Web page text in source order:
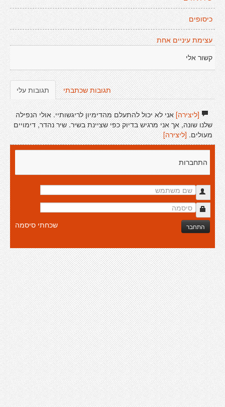
כיסופים
עצימת עיניים אחת
קשור אלי
תגובות עלי תגובות שכתבתי
[ליצירה]אני לא יכול להתעלם מהדימיון לריגשותיי. אולי הנפילה
שלנו שונה, אך אני מרגיש בדיוק כפי שציינת בשיר. שיר נהדר, דימויים
מעולים. [ליצירה]
התחברות
התחבר שכחתי סיסמה